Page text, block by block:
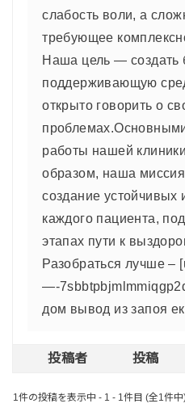
слабость воли, а
требующее
Наша цель — создать
поддерживающую
открыто говорить о
работы нашей
образом, наша
создание устойчивых
каждого пациента,
этапах пути к
Разобраться лучше –
—-
дом вывод из запоя
投稿者 投稿
1件の投稿を表示中 - 1 - 1件目 (全1件中